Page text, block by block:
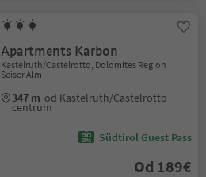
Apartments Karbon
Kastelruth/Castelrotto, Dolomites Region
Seiser Alm
347 m od Kastelruth/Castelrotto
centrum
Südtirol Guest Pass
Od 189€